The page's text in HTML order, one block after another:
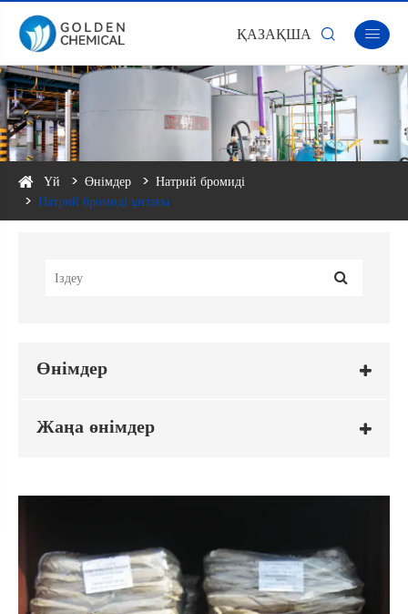
ҚАЗАҚША  
Үй Өнімдер
Натрий бромиді
Натрий бромиді ұнтағы
Өнімдер
Жаңа өнімдер